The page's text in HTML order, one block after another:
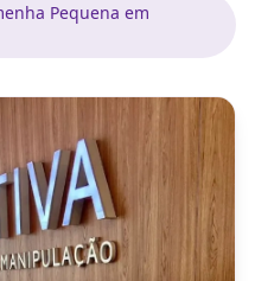
Pequena em